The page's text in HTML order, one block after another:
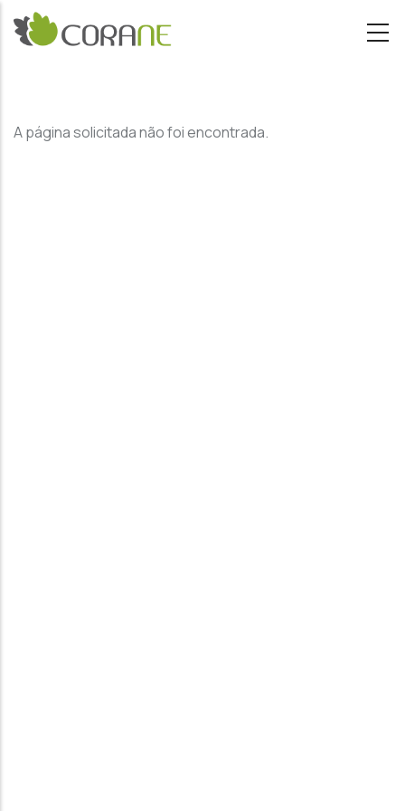
Passar para o conteúdo principal
A página solicitada não foi encontrada.